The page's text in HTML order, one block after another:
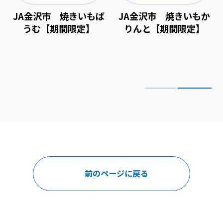
JA金沢市 焼きいもば
うむ【期間限定】
JA金沢市 焼きいもか
りんと【期間限定】
前のページに戻る